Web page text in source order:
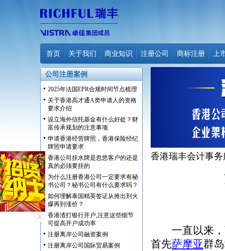
首页 关于我们 商业知识 注册公司 商标注册 上
公司注册案例
2025年法国EPR合规时间节点梳理
关于香港高才通A类申请人的资格
要求介绍
设立海外信托基金有什么好处？财
富传承规划的注意事项
申请香港经营牌照，香港保险经纪
牌照申请要求
香港公司挂水牌是忽悠客户的还是
真的必须要挂的
为什么注册香港公司一定要求有秘
书公司？秘书公司有什么要求吗？
如何理解泰国精英签证从推出到火
爆再到涨价？
香港渣打银行开户,注意这些细节
可提高开户成功率
注册离岸公司融资案例
注册离岸公司国际贸易案例
香港瑞丰会计事务
一直以来，
首先萨摩亚群